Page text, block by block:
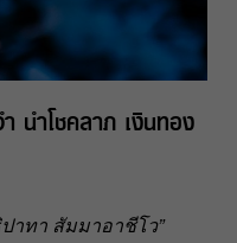
นำโชคลาภ เงินทอง
าทา สัมมาอาชีโว”